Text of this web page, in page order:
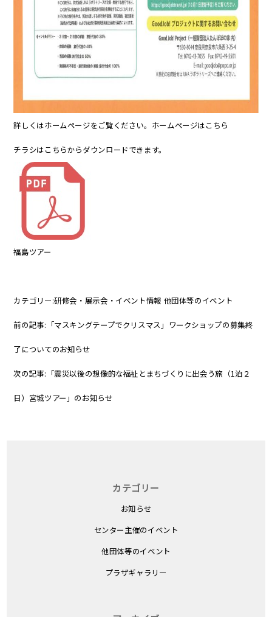
詳しくはホームページをご覧ください。ホームページはこちら
チラシはこちらからダウンロードできます。
福島ツアー
カテゴリー:研修会・展示会・イベント情報 他団体等のイベント
前の記事: 「マスキングテープでクリスマス」ワークショップの募集終
了についてのお知らせ
次の記事: 「震災以後の想像的な福祉とまちづくりに出会う旅（1泊２
日）宮城ツアー」のお知らせ
カテゴリー
お知らせ
センター主催のイベント
他団体等のイベント
プラザギャラリー